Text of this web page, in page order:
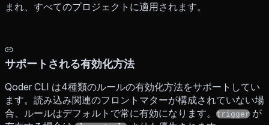
まれ、すべてのプロジェクトに適用されます。
サポートされる有効化方法
Qoder CLI は4種類のルールの有効化方法をサポートしてい
ます。読み込み関連のフロントマターが構成されていない場
合、ルールはデフォルトで常に有効になります。
trigger が